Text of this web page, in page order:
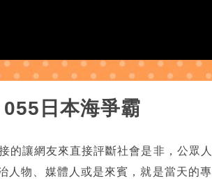
日本海爭霸
的讓網友來直接評斷社會是非，公眾
物、媒體人或是來賓，就是當天的